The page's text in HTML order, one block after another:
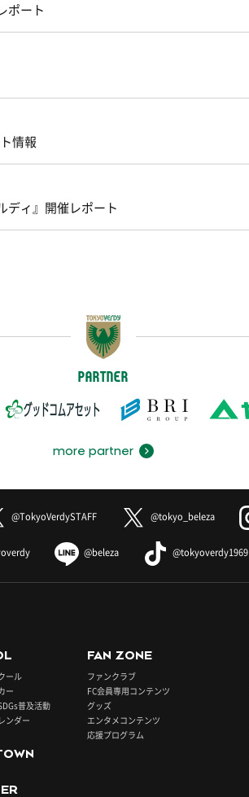
ポート
情報
ディ』開催レポート
PARTNER
more partner
@TokyoVerdySTAFF @tokyo_beleza
@beleza @tokyoverdy1969
ール
ー
普及活動
ンダー
FAN ZONE
ファンクラブ
FC会員専用コンテンツ
グッズ
エンタメコンテンツ
応援プログラム